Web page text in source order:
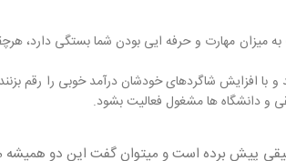
میزان مهارت و حرفه ایی بودن شما بستگی دارد،
با افزایش شاگردهای خودشان درآمد خوبی را رقم
و دانشگاه ها مشغول فعالیت بشود.
موسیقی پیش برده است و میتوان گفت این دو